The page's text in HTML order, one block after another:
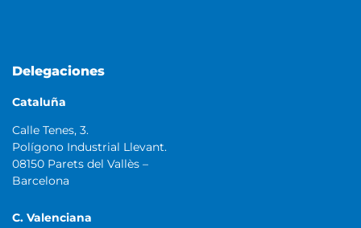
Delegaciones
Cataluña
Calle Tenes, 3.
Polígono Industrial Llevant.
08150 Parets del Vallès –
Barcelona
C. Valenciana